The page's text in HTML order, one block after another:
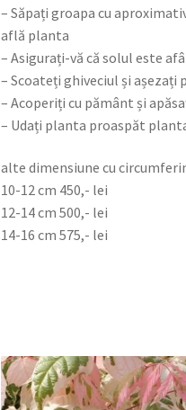
– Săpați groapa cu
află planta
– Asigurați-vă că solul este
– Scoateți ghiveciul și
– Acoperiți cu pământ și
– Udați planta proaspăt
alte dimensiune cu
10-12 cm 450,- lei
12-14 cm 500,- lei
14-16 cm 575,- lei